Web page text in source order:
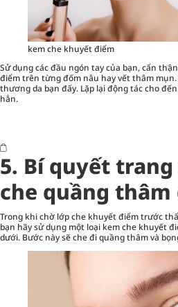
kem che khuyết điểm
Sử dụng các đầu ngón tay của bạn, cẩn
điểm trên từng đốm nâu hay vết thâm
thương da bạn đấy. Lặp lại động tác cho
hẳn.
5. Bí quyết
che quầng
Trong khi chờ lớp che khuyết điểm trước
bạn hãy sử dụng một loại kem che khuyết
dưới. Bước này sẽ che đi quầng thâm và